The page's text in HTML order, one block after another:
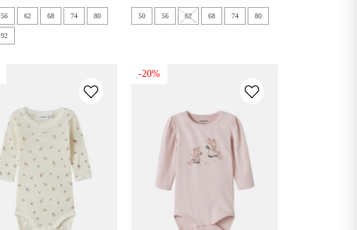
56 62 68 74 80
92
50 56 62 68 74 80
-20%